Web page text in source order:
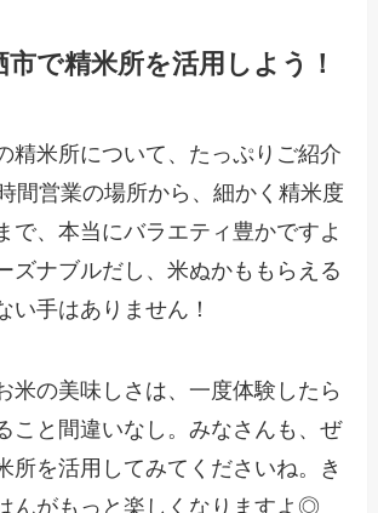
市で精米所を活用しよう！
精米所について、たっぷりご紹介
間営業の場所から、細かく精米度
で、本当にバラエティ豊かですよ
ズナブルだし、米ぬかももらえる
い手はありません！
米の美味しさは、一度体験したら
こと間違いなし。みなさんも、ぜ
所を活用してみてくださいね。き
んがもっと楽しくなりますよ◎